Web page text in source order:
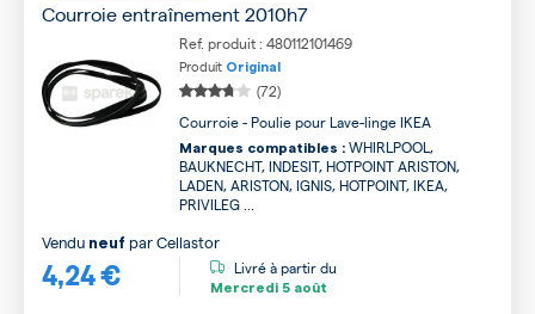
Courroie entraînement 2010h7
Ref. produit : 480112101469
Produit Original
(72)
Courroie - Poulie pour Lave-linge IKEA
Marques compatibles : WHIRLPOOL,
BAUKNECHT, INDESIT, HOTPOINT ARISTON,
LADEN, ARISTON, IGNIS, HOTPOINT, IKEA,
PRIVILEG ...
4,24 €
Vendu neuf parCellastor
Livré à partir du
Mercredi 5 août